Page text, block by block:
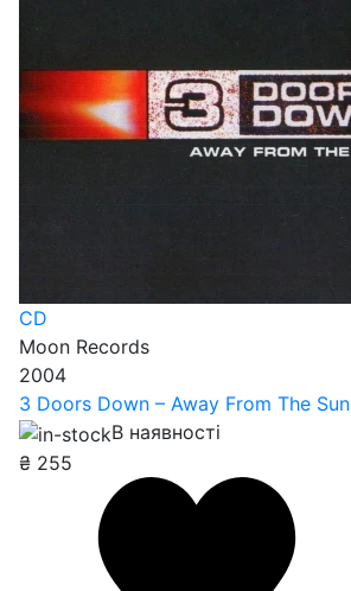
CD
Moon Records
2004
3 Doors Down – Away From The Sun
В наявності
₴ 255